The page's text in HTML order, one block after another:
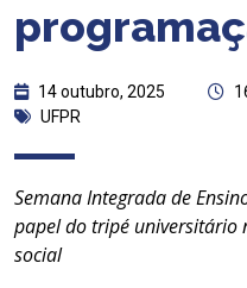
14 outubro, 2025
UFPR
Semana Integrada de
papel do tripé
social